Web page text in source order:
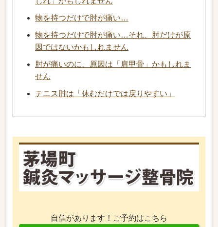
物を持つだけで肘が痛い…
物を持つだけで肘が痛い…それ、肘だけが原
因ではないかもしれません
肘が痛いのに、原因は「肩甲骨」かもしれま
せん
テニス肘は「休むだけでは戻りやすい」
自信があります！ご予約はこちら